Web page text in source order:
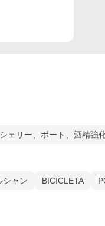
シェリー、ポート、酒精強
シャン BICICLETA